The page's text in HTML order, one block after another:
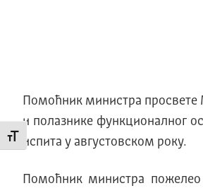
Промени величину слова
Помоћник министра просвете
и полазнике функционалног
испита у августовском року.
Помоћник министра